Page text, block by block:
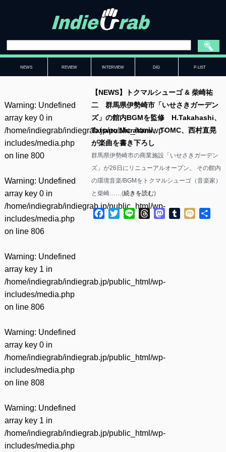
NEWS REVIEW INTERVIEW DIG P-LIST
Warning: Undefined
array key 0 in
/home/indiegrab/indiegrab.jp/public_html/wp-
includes/media.php
on line 800
Warning: Undefined
array key 0 in
/home/indiegrab/indiegrab.jp/public_html/wp-
includes/media.php
on line 806
Warning: Undefined
array key 1 in
/home/indiegrab/indiegrab.jp/public_html/wp-
includes/media.php
on line 806
Warning: Undefined
array key 0 in
/home/indiegrab/indiegrab.jp/public_html/wp-
includes/media.php
on line 808
Warning: Undefined
array key 1 in
/home/indiegrab/indiegrab.jp/public_html/wp-
includes/media.php
【NEWS】トクマルシューゴ & 柴崎祐
二 群馬県伊勢崎市「いせさきガーデン
ズ」の館内BGMを監修 H.Takahashi、
Tatsuro Murakami、TOMC、西村直晃
が楽曲を書き下ろし
群馬県伊勢崎市の商業施設「いせさきガーデン
ズ」が26日にリニューアルオープン。 その館内
の環境音楽/BGMをトクマルシューゴ（音楽家）
と柴崎……(続きを読む)
Facebook
Twitter
Line ThreadsMastodon
Tumblr
Mixi